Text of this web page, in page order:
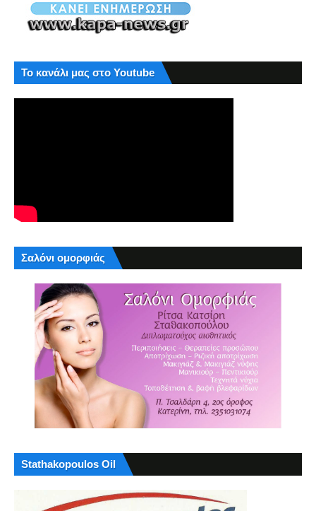
Το κανάλι μας στο Youtube
Σαλόνι ομορφιάς
Stathakopoulos Oil